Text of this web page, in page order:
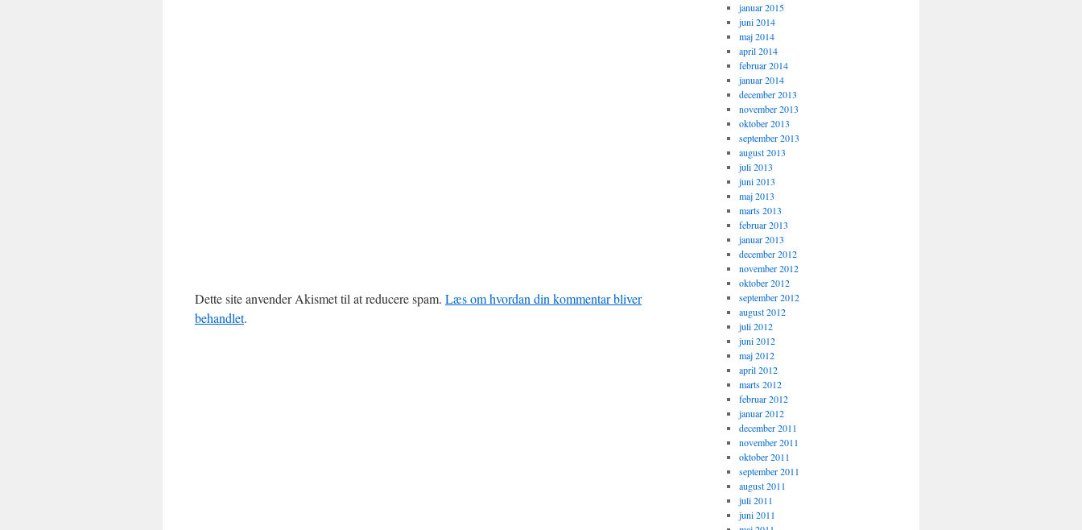
Dette site anvender Akismet til at reducere spam. Læs om hvordan din kommentar bliver
behandlet.
januar 2015
juni 2014
maj 2014
april 2014
februar 2014
januar 2014
december 2013
november 2013
oktober 2013
september 2013
august 2013
juli 2013
juni 2013
maj 2013
marts 2013
februar 2013
januar 2013
december 2012
november 2012
oktober 2012
september 2012
august 2012
juli 2012
juni 2012
maj 2012
april 2012
marts 2012
februar 2012
januar 2012
december 2011
november 2011
oktober 2011
september 2011
august 2011
juli 2011
juni 2011